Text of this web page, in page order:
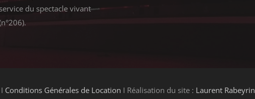
service du spectacle vivant
Ι Conditions Générales de Location Ι Réalisation du site : Laurent Rabeyrin